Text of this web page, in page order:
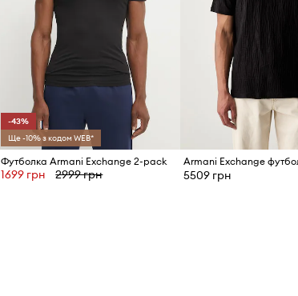
-43%
Ще -10% з кодом WEB*
Футболка Armani Exchange 2-pack
1699 грн 2999 грн 5509 грн